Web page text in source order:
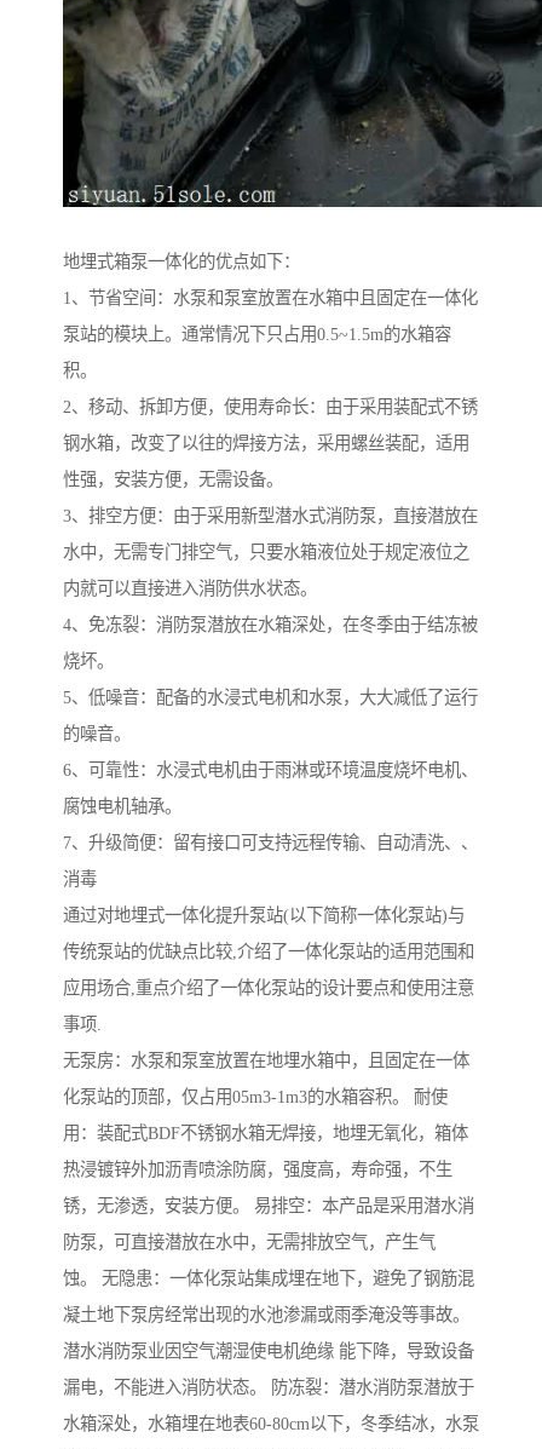
地埋式箱泵一体化的优点如下：
1、节省空间：水泵和泵室放置在水箱中且固定在一体化
泵站的模块上。通常情况下只占用0.5~1.5m的水箱容
积。
2、移动、拆卸方便，使用寿命长：由于采用装配式不锈
钢水箱，改变了以往的焊接方法，采用螺丝装配，适用
性强，安装方便，无需设备。
3、排空方便：由于采用新型潜水式消防泵，直接潜放在
水中，无需专门排空气，只要水箱液位处于规定液位之
内就可以直接进入消防供水状态。
4、免冻裂：消防泵潜放在水箱深处，在冬季由于结冻被
烧坏。
5、低噪音：配备的水浸式电机和水泵，大大减低了运行
的噪音。
6、可靠性：水浸式电机由于雨淋或环境温度烧坏电机、
腐蚀电机轴承。
7、升级简便：留有接口可支持远程传输、自动清洗、、
消毒
通过对地埋式一体化提升泵站(以下简称一体化泵站)与
传统泵站的优缺点比较,介绍了一体化泵站的适用范围和
应用场合,重点介绍了一体化泵站的设计要点和使用注意
事项.
无泵房：水泵和泵室放置在地埋水箱中，且固定在一体
化泵站的顶部，仅占用05m3-1m3的水箱容积。 耐使
用：装配式BDF不锈钢水箱无焊接，地埋无氧化，箱体
热浸镀锌外加沥青喷涂防腐，强度高，寿命强，不生
锈，无渗透，安装方便。 易排空：本产品是采用潜水消
防泵，可直接潜放在水中，无需排放空气，产生气
蚀。 无隐患：一体化泵站集成埋在地下，避免了钢筋混
凝土地下泵房经常出现的水池渗漏或雨季淹没等事故。
潜水消防泵业因空气潮湿使电机绝缘 能下降，导致设备
漏电，不能进入消防状态。 防冻裂：潜水消防泵潜放于
水箱深处，水箱埋在地表60-80cm以下，冬季结冰，水泵